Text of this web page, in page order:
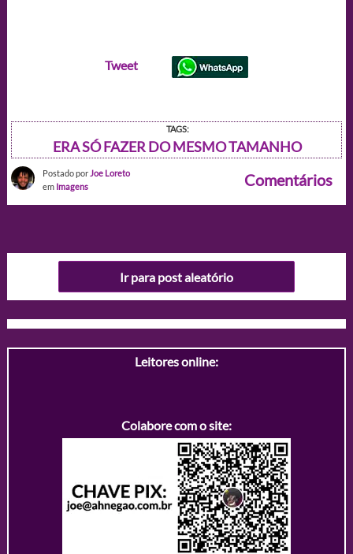
Tweet
TAGS:
ERA SÓ FAZER DO MESMO TAMANHO
Postado por Joe Loreto
em Imagens Comentários
Ir para post aleatório
Leitores online:
Colabore com o site: